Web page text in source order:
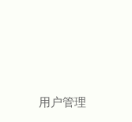
用户管理